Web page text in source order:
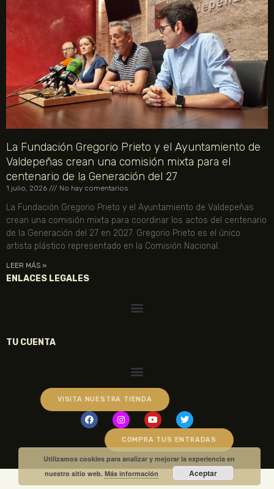
La Fundación Gregorio Prieto y el Ayuntamiento de
Valdepeñas crean una comisión mixta para el
centenario de la Generación del 27
1 julio, 2026 No hay comentarios
La Fundación Gregorio Prieto y el Ayuntamiento de Valdepeñas
crean una comisión mixta para coordinar los actos del centenario
de la Generación del 27 en 2027. Gregorio Prieto es el único
artista plástico representado en la Comisión Nacional.
LEER MÁS »
ENLACES LEGALES
TU CUENTA
VISITA NUESTRA TIENDA
COMPRA TUS ENTRADAS
Utilizamos cookies para analizar y mejorar la experiencia en
nuestro sitio web.Más información Aceptar